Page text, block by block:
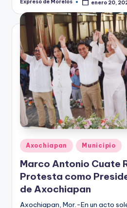
Publicado
Expreso de Morelos enero 20,
Publicado
en
Axochiapan Municipio
Marco Antonio Cuate
Protesta como
de Axochiapan
Axochiapan, Mor.-En un acto